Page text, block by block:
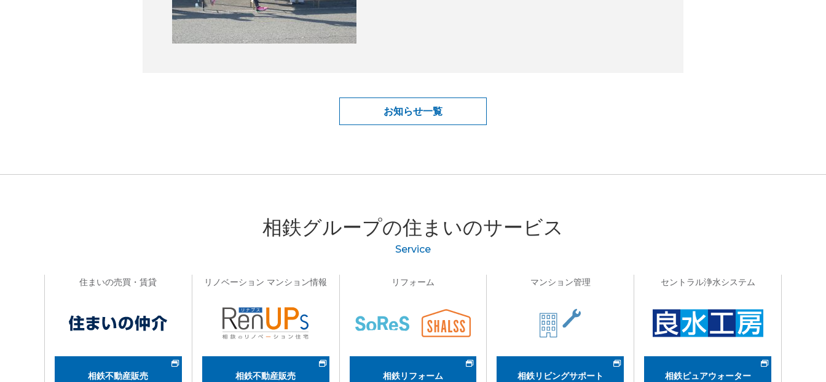
お知らせ一覧
相鉄グループの住まいのサービス
Service
住まいの売買・賃貸
相鉄不動産販売
リノベーション マンション情報
相鉄不動産販売
リフォーム
相鉄リフォーム
マンション管理
相鉄リビングサポート
セントラル浄水システム
相鉄ピュアウォーター